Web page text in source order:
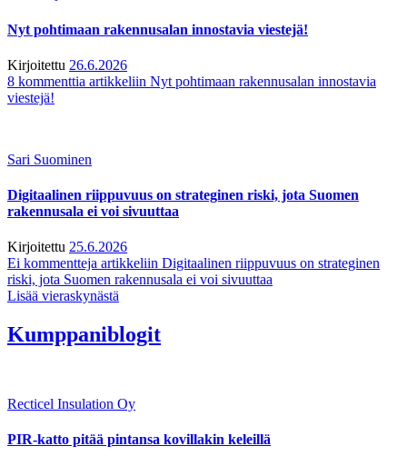
Nyt pohtimaan rakennusalan innostavia viestejä!
Kirjoitettu 26.6.2026
8 kommenttia artikkeliin Nyt pohtimaan rakennusalan innostavia
viestejä!
Sari Suominen
Digitaalinen riippuvuus on strateginen riski, jota Suomen
rakennusala ei voi sivuuttaa
Kirjoitettu 25.6.2026
Ei kommentteja artikkeliin Digitaalinen riippuvuus on strateginen
riski, jota Suomen rakennusala ei voi sivuuttaa
Lisää vieraskynästä
Kumppaniblogit
Recticel Insulation Oy
PIR-katto pitää pintansa kovillakin keleillä